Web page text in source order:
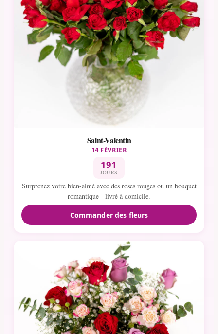
Saint-Valentin
14 FÉVRIER
191
JOURS
Surprenez votre bien-aimé avec des roses rouges ou un bouquet
romantique - livré à domicile.
Commander des fleurs